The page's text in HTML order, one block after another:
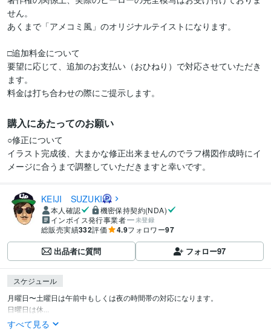
せん。
あくまで「アメコミ風」のオリジナルテイストになります。
□追加料金について
要望に応じて、追加のお支払い（おひねり）で対応させていただき
ます。
料金は打ち合わせの際にご提示します。
購入にあたってのお願い
○修正について
イラスト完成後、大まかな修正出来ませんのでラフ構図作成時にイ
KEIJI SUZUKI
本人確認
機密保持契約(NDA)
インボイス発行事業者
未登録
総販売実績332評価 4.9フォロワー97
出品者に質問 フォロー97
スケジュール
月曜日〜土曜日は午前中もしくは夜の時間帯の対応になります。
日曜日は休...
すべて見る